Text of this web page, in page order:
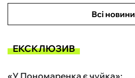
Всі новини
ЕКСКЛЮЗИВ
«У Пономаренка є чуйка»: